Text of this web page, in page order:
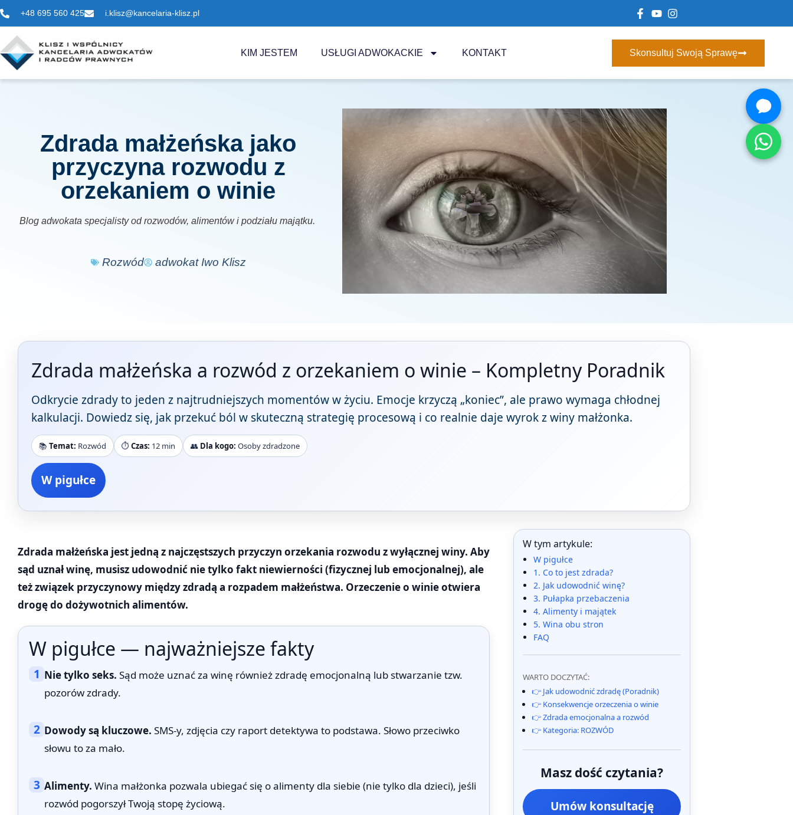
+48 695 560 425 i.klisz@kancelaria-klisz.pl
KIM JESTEM USŁUGI ADWOKACKIE KONTAKT Skonsultuj Swoją Sprawę
Zdrada małżeńska jako
przyczyna rozwodu z
orzekaniem o winie
Blog adwokata specjalisty od rozwodów, alimentów i podziału majątku.
Rozwód adwokat Iwo Klisz
Zdrada małżeńska a rozwód z orzekaniem o winie – Kompletny Poradnik
Odkrycie zdrady to jeden z najtrudniejszych momentów w życiu. Emocje krzyczą „koniec”, ale prawo wymaga chłodnej
kalkulacji. Dowiedz się, jak przekuć ból w skuteczną strategię procesową i co realnie daje wyrok z winy małżonka.
📚Temat: Rozwód ⏱️ Czas: 12 min 👥 Dla kogo: Osoby zdradzone
W pigułce
Zdrada małżeńska jest jedną z najczęstszych przyczyn orzekania rozwodu z wyłącznej winy. Aby
sąd uznał winę, musisz udowodnić nie tylko fakt niewierności (fizycznej lub emocjonalnej), ale
też związek przyczynowy między zdradą a rozpadem małżeństwa. Orzeczenie o winie otwiera
drogę do dożywotnich alimentów.
W pigułce — najważniejsze fakty
1 Nie tylko seks. Sąd może uznać za winę również zdradę emocjonalną lub stwarzanie tzw.
pozorów zdrady.
2 Dowody są kluczowe. SMS-y, zdjęcia czy raport detektywa to podstawa. Słowo przeciwko
słowu to za mało.
3 Alimenty. Wina małżonka pozwala ubiegać się o alimenty dla siebie (nie tylko dla dzieci), jeśli
rozwód pogorszył Twoją stopę życiową.
W tym artykule:
W pigułce
1. Co to jest zdrada?
2. Jak udowodnić winę?
3. Pułapka przebaczenia
4. Alimenty i majątek
5. Wina obu stron
FAQ
WARTO DOCZYTAĆ:
👉 Jak udowodnić zdradę (Poradnik)
👉 Konsekwencje orzeczenia o winie
👉 Zdrada emocjonalna a rozwód
👉 Kategoria: ROZWÓD
Masz dość czytania?
Umów konsultację